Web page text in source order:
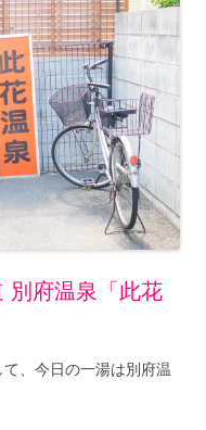
別府温泉「此花
て、今日の一湯は別府温